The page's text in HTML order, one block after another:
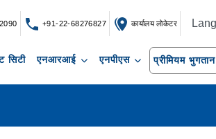
+91-22-68276827 कार्यालय लोकेटर
सिटी एनआरआई एनपीएस प्रीमियम भुगतान